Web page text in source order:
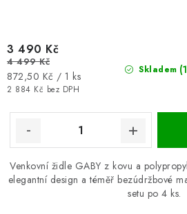
Skladem
2 884 Kč bez DPH
3 490 Kč
4 499 Kč
Měrná
cena:
872,50 Kč / 1 ks
Venkovní židle GABY z kovu a
elegantní design a téměř bezúdržbové
setu po 4 ks.